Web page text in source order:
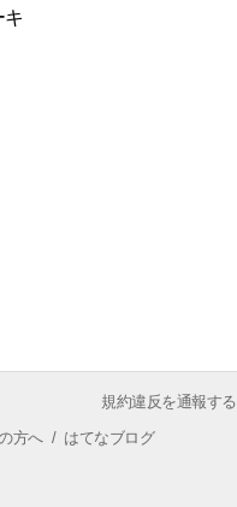
キ
規約違反を通報する
方へ/ はてなブログ